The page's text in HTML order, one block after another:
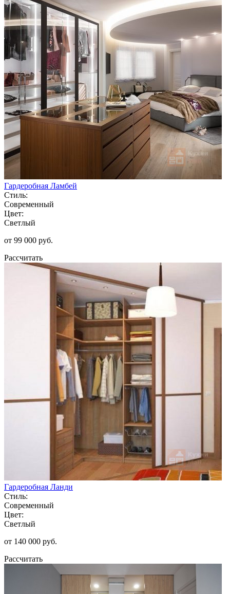
Гардеробная Ламбей
Стиль:
Современный
Цвет:
Светлый
от 99 000 руб.
Рассчитать
Гардеробная Ланди
Стиль:
Современный
Цвет:
Светлый
от 140 000 руб.
Рассчитать